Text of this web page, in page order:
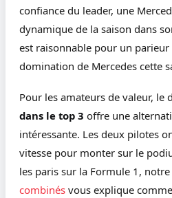
confiance du leader, une
dynamique de la saison dans
est raisonnable pour un
domination de Mercedes cette
Pour les amateurs de valeur, le
dans le top 3 offre une
intéressante. Les deux pilotes
vitesse pour monter sur le
les paris sur la Formule 1, notre
combinésvous explique